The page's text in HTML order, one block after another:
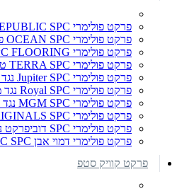
פרקט פולימרי REPUBLIC SPC נגד מים
פרקט פולימרי OCEAN SPC פנטום נגד מים
פרקט פולימרי SPC FLOORING נגד מים
פרקט פולימרי TERRA SPC טרה נגד מים
פרקט פולימרי Jupiter SPC נגד מים
פרקט פולימרי Royal SPC נגד מים
פרקט פולימרי MGM SPC נגד מים
פרקט פולימרי ORIGINALS SPC נגד מים
פרקט פולימרי SPC דוביפרקט נגד מים
פרקט פולימרי דמוי אבן REPUBLIC SPC נגד מים
פרקט קוויק סטפ